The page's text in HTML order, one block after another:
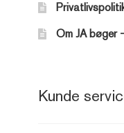
Om JA bøger
Kunde